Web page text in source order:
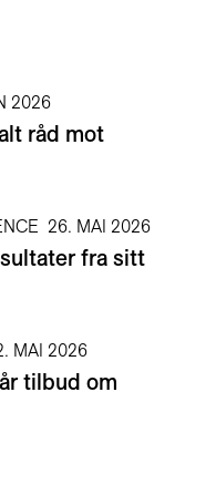
2026
råd mot
26. MAI 2026
fra sitt
MAI 2026
tilbud om